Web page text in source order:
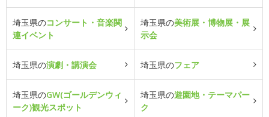
埼玉県のコンサート・音楽関
連イベント
埼玉県の美術展・博物展・展
示会
埼玉県の演劇・講演会 埼玉県のフェア
埼玉県のGW(ゴールデンウィ
ーク)観光スポット
埼玉県の遊園地・テーマパー
ク